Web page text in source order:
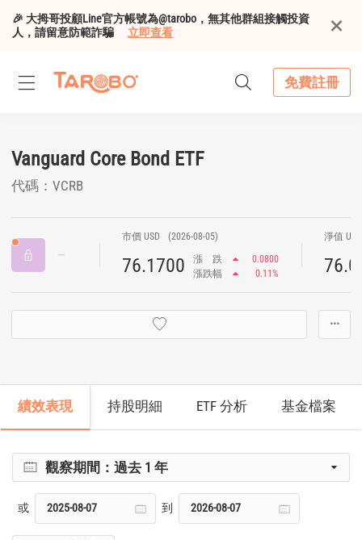
🎉 大拇哥投顧Line官方帳號為@tarobo，無其他群組接觸投資
人，請留意防範詐騙
立即查看
免費註冊
Vanguard Core Bond ETF
代碼：VCRB
市價 USD (2026-08-05)
76.1700 漲 跌
0.0800
漲跌幅
0.11%
淨值
···
績效表現 持股明細 ETF 分析 基金檔案
觀察期間：過去 1 年
或 到